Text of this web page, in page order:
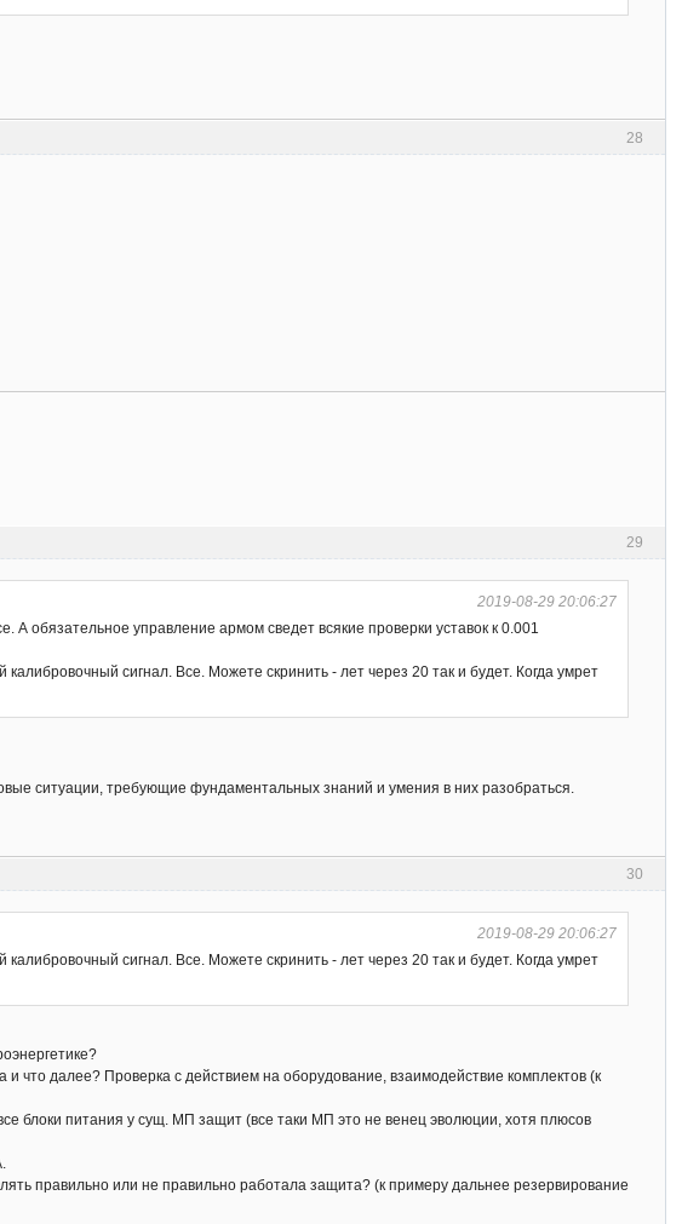
28
29
2019-08-29 20:06:27
обязательное управление армом сведет всякие проверки уставок к 0.001
сигнал. Все. Можете скринить - лет через 20 так и будет. Когда умрет
ситуации, требующие фундаментальных знаний и умения в них разобраться.
30
2019-08-29 20:06:27
сигнал. Все. Можете скринить - лет через 20 так и будет. Когда умрет
что далее? Проверка с действием на оборудование, взаимодействие комплектов (к
блоки питания у сущ. МП защит (все таки МП это не венец эволюции, хотя плюсов
правильно или не правильно работала защита? (к примеру дальнее резервирование